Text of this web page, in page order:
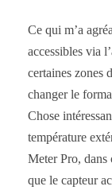
Ce qui m’a
accessibles via
certaines zones
changer le
Chose
température
Meter Pro, dans
que le capteur